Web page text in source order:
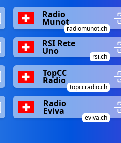
Radio
Munot
radiomunot.ch
RSI Rete
Uno
rsi.ch
TopCC
Radio
topccradio.ch
Radio
Eviva
eviva.ch